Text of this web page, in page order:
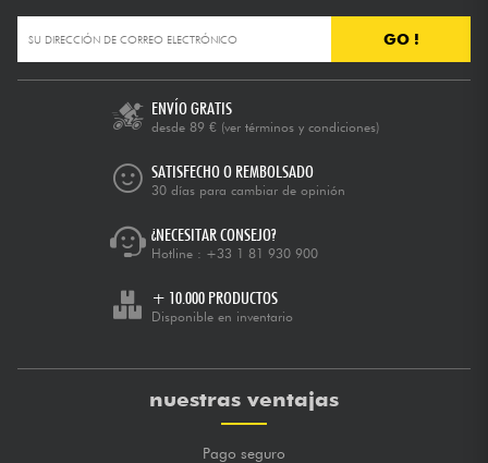
GO !
ENVÍO GRATIS
desde 89 € (ver términos y condiciones)
SATISFECHO O REMBOLSADO
30 días para cambiar de opinión
¿NECESITAR CONSEJO?
Hotline : +33 1 81 930 900
+ 10.000 PRODUCTOS
Disponible en inventario
nuestras ventajas
Pago seguro